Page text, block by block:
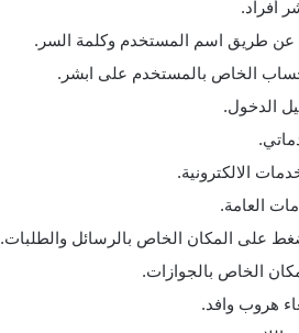
أفراد.
عن طريق اسم المستخدم وكلمة السر.
الخاص بالمستخدم على ابشر.
الدخول.
الالكترونية.
العامة.
على المكان الخاص بالرسائل والطلبات.
الخاص بالجوازات.
هروب وافد.